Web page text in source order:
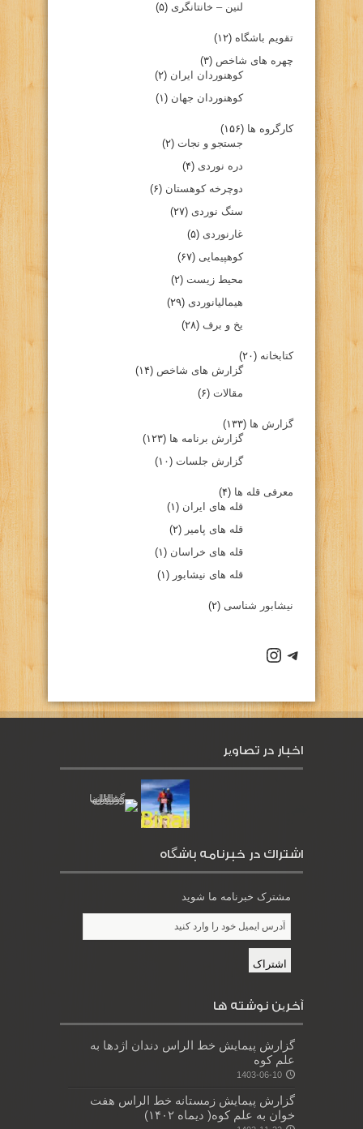
لنین – خانتانگری (۵)
تقویم باشگاه (۱۲)
چهره های شاخص (۳)
کوهنوردان ایران (۲)
کوهنوردان جهان (۱)
کارگروه ها (۱۵۶)
جستجو و نجات (۲)
دره نوردی (۴)
دوچرخه کوهستان (۶)
سنگ نوردی (۲۷)
غارنوردی (۵)
کوهپیمایی (۶۷)
محیط زیست (۲)
هیمالیانوردی (۲۹)
یخ و برف (۲۸)
کتابخانه (۲۰)
گزارش های شاخص (۱۴)
مقالات (۶)
گزارش ها (۱۳۳)
گزارش برنامه ها (۱۲۳)
گزارش جلسات (۱۰)
معرفی قله ها (۴)
قله های ایران (۱)
قله های پامیر (۲)
قله های خراسان (۱)
قله های نیشابور (۱)
نیشابور شناسی (۲)
كانال تلگرام باشگاه
صفحه اينستاگرام باشگاه
اخبار در تصاویر
اشتراك در خبرنامه باشگاه
مشترک خبرنامه ما شوید
آخرین نوشته ها
گزارش پیمایش خط الراس دندان اژدها به
علم کوه
1403-06-10
گزارش پیمایش زمستانه خط الراس هفت
خوان به علم کوه( دیماه ۱۴۰۲)